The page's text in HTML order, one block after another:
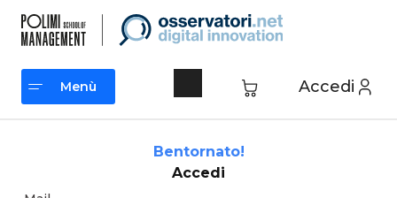
contenuto
Accedi
Menù
Bentornato!
Accedi